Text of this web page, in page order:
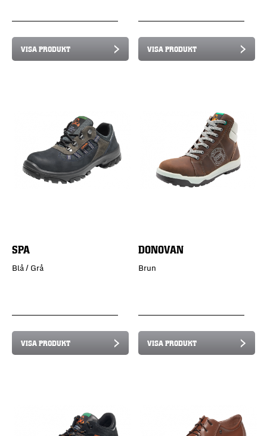
VISA PRODUKT VISA PRODUKT
SPA
Blå / Grå
VISA PRODUKT
DONOVAN
Brun
VISA PRODUKT